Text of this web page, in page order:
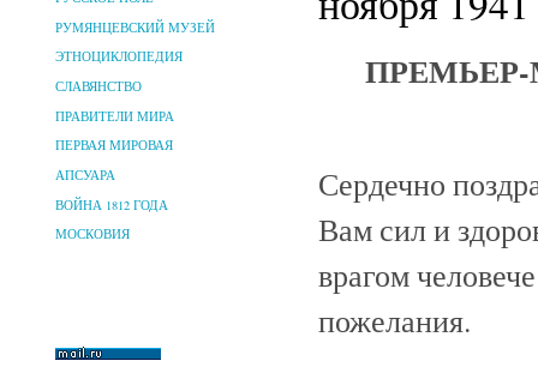
РУМЯНЦЕВСКИЙ МУЗЕЙ
ЭТНОЦИКЛОПЕДИЯ
СЛАВЯНСТВО
ПРАВИТЕЛИ МИРА
ПЕРВАЯ МИРОВАЯ
АПСУАРА
ВОЙНА 1812 ГОДА
МОСКОВИЯ
Сердечно
Вам сил и
врагом
пожелания.